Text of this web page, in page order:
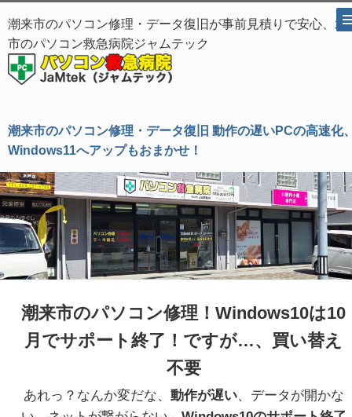
潮来市のパソコン修理・データ復旧が事前見積りで安心、水
市のパソコン救急病院ジャムテック
潮来市のパソコン修理・データ復旧 動作の遅いPCの高速化
Windows11へアップもおまかせ！
潮来市のパソコン修理！Windows10は10
月でサポート終了！ですが…、買い替え
不要
あれっ？なんか変だな、 動作が遅い、データが開かな